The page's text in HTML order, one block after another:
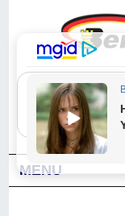
"Sesungguhnya
Wahai orang-orang
ucapkanlah salam
MENU